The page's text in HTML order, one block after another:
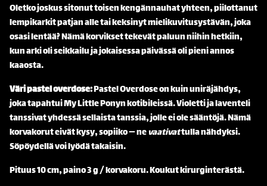
Oletko joskus sitonut toisen kengännauhat yhteen, piilottanut
lempikarkit patjan alle tai keksinyt mielikuvitusystävän, joka
osasi lentää? Nämä korvikset tekevät paluun niihin hetkiin,
kun arki oli seikkailu ja jokaisessa päivässä oli pieni annos
kaaosta.
Väri pastel overdose:Pastel Overdose on kuin uniräjähdys,
joka tapahtui My Little Ponyn kotibileissä. Violetti ja laventeli
tanssivat yhdessä sellaista tanssia, jolle ei ole sääntöjä. Nämä
korvakorut eivät kysy, sopiiko — nevaativattulla nähdyksi.
Söpöydellä voi lyödä takaisin.
Pituus 10 cm, paino 3 g / korvakoru. Koukut kirurginterästä.